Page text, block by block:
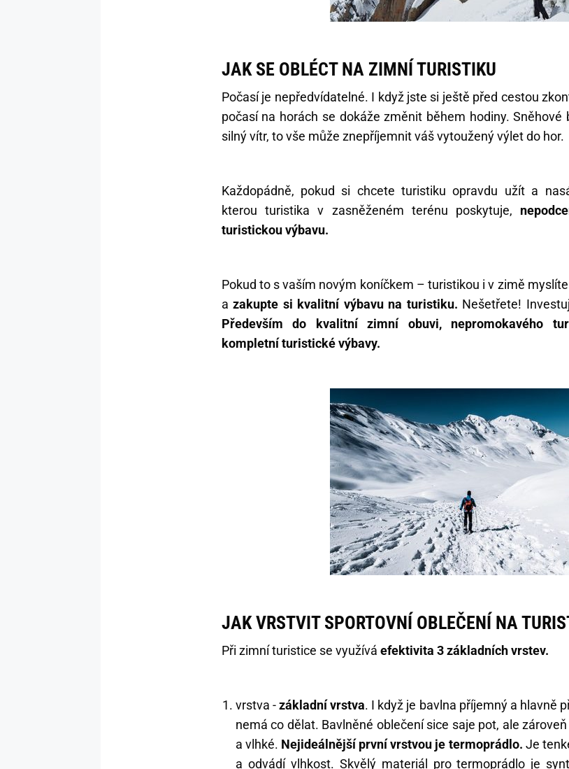
JAK SE OBLÉCT NA ZIMNÍ TURISTIKU
Počasí je nepředvídatelné. I když jste si ještě před cestou
počasí na horách se dokáže změnit během hodiny. Sněhové
silný vítr, to vše může znepříjemnit váš vytoužený výlet do hor.
Každopádně, pokud si chcete turistiku opravdu užít a
kterou turistika v zasněženém terénu poskytuje,
turistickou výbavu.
Pokud to s vaším novým koníčkem – turistikou i v zimě
azakupte si kvalitní výbavu na turistiku. Nešetřete!
Především do kvalitní zimní obuvi, nepromokavého
kompletní turistické výbavy.
JAK VRSTVIT SPORTOVNÍ OBLEČENÍ NA
Při zimní turistice se využívá efektivita 3 základních vrstev.
vrstva -základní vrstva. I když je bavlna příjemný a hlavně
nemá co dělat. Bavlněné oblečení sice saje pot, ale
a vlhké. Nejideálnější první vrstvou je termoprádlo. Je
a odvádí vlhkost. Skvělý materiál pro termoprádlo je